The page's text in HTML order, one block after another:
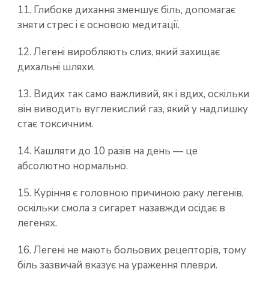
11. Глибоке дихання зменшує біль, допомагає
зняти стрес і є основою медитації.
12. Легені виробляють слиз, який захищає
дихальні шляхи.
13. Видих так само важливий, як і вдих, оскільки
він виводить вуглекислий газ, який у надлишку
стає токсичним.
14. Кашляти до 10 разів на день — це
абсолютно нормально.
15. Куріння є головною причиною раку легенів,
оскільки смола з сигарет назавжди осідає в
легенях.
16. Легені не мають больових рецепторів, тому
біль зазвичай вказує на ураження плеври.